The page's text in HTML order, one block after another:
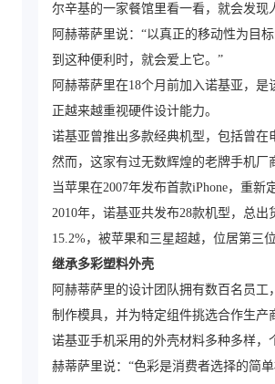
尔辛基的一家餐馆里看一看，就会发
阿赫蒂萨里说：“以真正的移动性为目
到这种便利时，就会爱上它。”
阿赫蒂萨里在18个月前加入诺基亚，是
正越来越重视硬件设计能力。
诺基亚曾推出多款经典机型，包括曾在
然而，这家有过无数辉煌的老牌手机厂
当苹果在2007年发布首款iPhone，重
2010年，诺基亚共发布28款机型，总
15.2%，被苹果和三星超越，位居第三位
继承多彩塑料外壳
阿赫蒂萨里的设计团队拥有数百名员
制作模具，并为特定组件挑选合作生产
诺基亚手机采用的外壳材料多种多样，
赫蒂萨里说：“色彩是消费者选择的简